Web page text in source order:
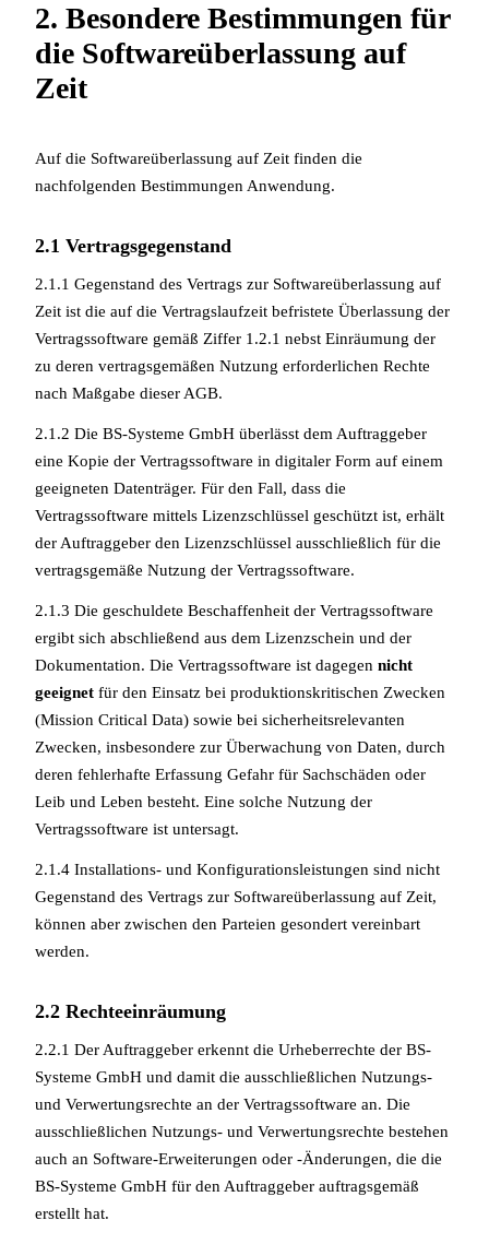
2. Besondere Bestimmungen für
die Softwareüberlassung auf
Zeit
Auf die Softwareüberlassung auf Zeit finden die
nachfolgenden Bestimmungen Anwendung.
2.1 Vertragsgegenstand
2.1.1 Gegenstand des Vertrags zur Softwareüberlassung auf
Zeit ist die auf die Vertragslaufzeit befristete Überlassung der
Vertragssoftware gemäß Ziffer 1.2.1 nebst Einräumung der
zu deren vertragsgemäßen Nutzung erforderlichen Rechte
nach Maßgabe dieser AGB.
2.1.2 Die BS-Systeme GmbH überlässt dem Auftraggeber
eine Kopie der Vertragssoftware in digitaler Form auf einem
geeigneten Datenträger. Für den Fall, dass die
Vertragssoftware mittels Lizenzschlüssel geschützt ist, erhält
der Auftraggeber den Lizenzschlüssel ausschließlich für die
vertragsgemäße Nutzung der Vertragssoftware.
2.1.3 Die geschuldete Beschaffenheit der Vertragssoftware
ergibt sich abschließend aus dem Lizenzschein und der
Dokumentation. Die Vertragssoftware ist dagegen nicht
geeignet für den Einsatz bei produktionskritischen Zwecken
(Mission Critical Data) sowie bei sicherheitsrelevanten
Zwecken, insbesondere zur Überwachung von Daten, durch
deren fehlerhafte Erfassung Gefahr für Sachschäden oder
Leib und Leben besteht. Eine solche Nutzung der
Vertragssoftware ist untersagt.
2.1.4 Installations- und Konfigurationsleistungen sind nicht
Gegenstand des Vertrags zur Softwareüberlassung auf Zeit,
können aber zwischen den Parteien gesondert vereinbart
werden.
2.2 Rechteeinräumung
2.2.1 Der Auftraggeber erkennt die Urheberrechte der BS-
Systeme GmbH und damit die ausschließlichen Nutzungs-
und Verwertungsrechte an der Vertragssoftware an. Die
ausschließlichen Nutzungs- und Verwertungsrechte bestehen
auch an Software-Erweiterungen oder -Änderungen, die die
BS-Systeme GmbH für den Auftraggeber auftragsgemäß
erstellt hat.